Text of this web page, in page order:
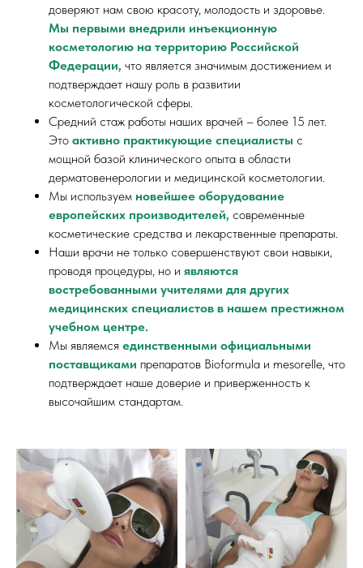
доверяют нам свою красоту, молодость и здоровье.
Мы первыми внедрили инъекционную
косметологию на территорию Российской
Федерации, что является значимым достижением и
подтверждает нашу роль в развитии
косметологической сферы.
Средний стаж работы наших врачей – более 15 лет.
Это активно практикующие специалисты с
мощной базой клинического опыта в области
дерматовенерологии и медицинской косметологии.
Мы используем новейшее оборудование
европейских производителей, современные
косметические средства и лекарственные препараты.
Наши врачи не только совершенствуют свои навыки,
проводя процедуры, но и являются
востребованными учителями для других
медицинских специалистов в нашем престижном
учебном центре.
Мы являемся единственными официальными
поставщиками препаратов Bioformula и mesorelle, что
подтверждает наше доверие и приверженность к
высочайшим стандартам.